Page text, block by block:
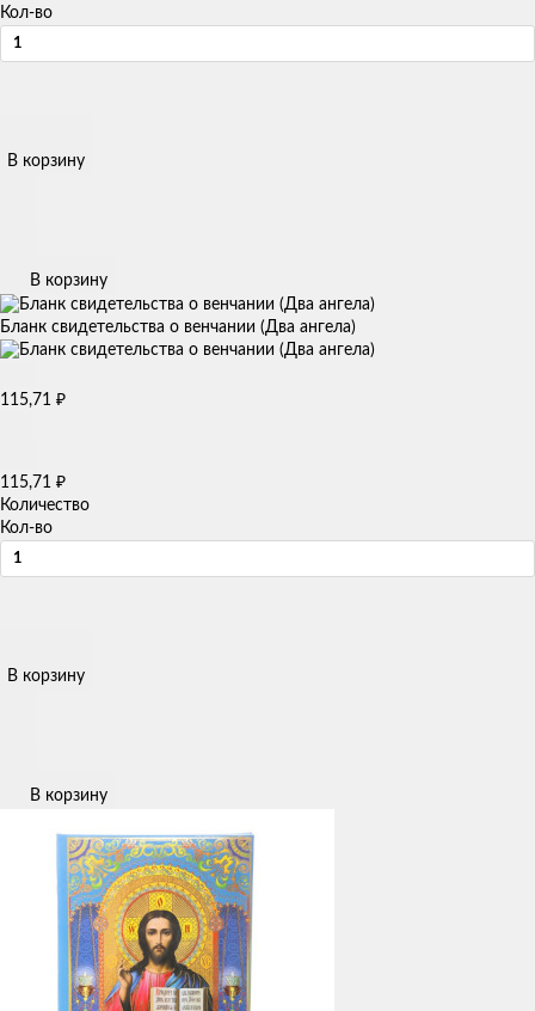
Кол-во
В корзину
В корзину
Бланк свидетельства о венчании (Два ангела)
115,71 ₽
115,71 ₽
Количество
Кол-во
В корзину
В корзину